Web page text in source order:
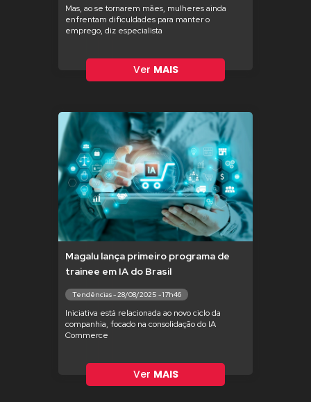
Mas, ao se tornarem mães, mulheres ainda
enfrentam dificuldades para manter o
emprego, diz especialista
Ver MAIS
Magalu lança primeiro programa de
trainee em IA do Brasil
Tendências - 28/08/2025 - 17h46
Iniciativa está relacionada ao novo ciclo da
companhia, focado na consolidação do IA
Commerce
Ver MAIS